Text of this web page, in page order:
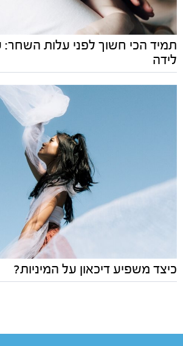
תמיד הכי חשוך לפני עלות השחר:
לידה
כיצד משפיע דיכאון על המיניות?